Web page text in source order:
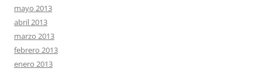
mayo 2013
abril 2013
marzo 2013
febrero 2013
enero 2013